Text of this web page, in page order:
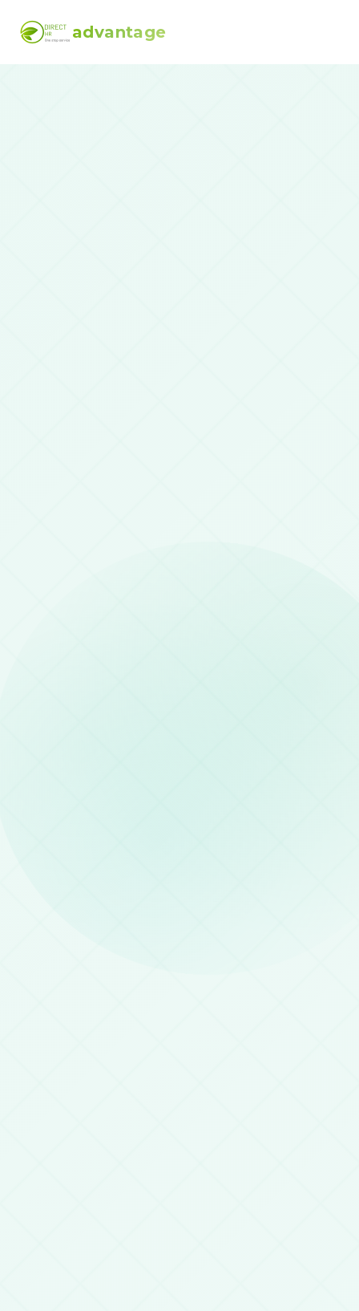
advantage